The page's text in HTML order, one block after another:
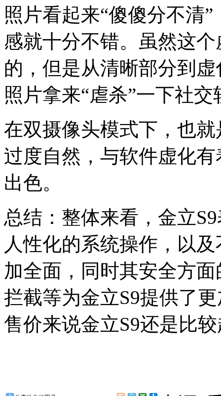
照片看起来“傻傻分不清
感就十分不错。虽然这
的，但是从清晰部分到
照片拿来“虐杀”一下社
在双摄像头模式下，也
过度自然，与软件虚化
出色。
总结：整体来看，金立
人性化的系统操作，以
加全面，同时其安全方
拦截等为金立S9提供了
售价来说金立S9还是比